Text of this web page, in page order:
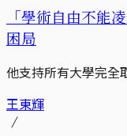
「學術自由不能
困局
他支持所有大學完全
王東輝